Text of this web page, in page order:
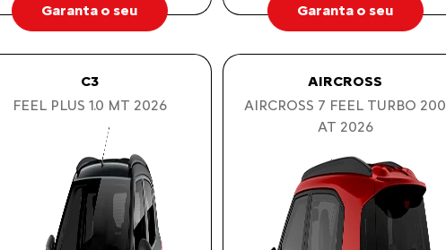
Garanta o seu Garanta o seu
C3
FEEL PLUS 1.0 MT 2026
AIRCROSS
AIRCROSS 7 FEEL TURBO 200
AT 2026